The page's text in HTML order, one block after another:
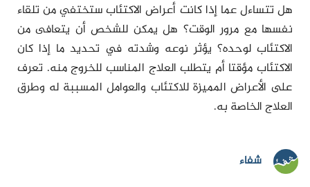
هل تتساءل عما إذا كانت أعراض الاكتئاب ستختفي من تلقاء
نفسها مع مرور الوقت؟ هل يمكن للشخص أن يتعافى من
الاكتئاب لوحده؟ يؤثر نوعه وشدته في تحديد ما إذا كان
الاكتئاب مؤقتا أم يتطلب العلاج المناسب للخروج منه. تعرف
على الأعراض المميزة للاكتئاب والعوامل المسببة له وطرق
العلاج الخاصة به.
شفاء